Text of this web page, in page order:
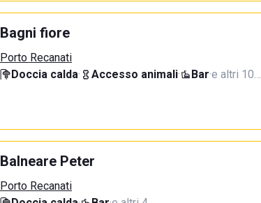
Bagni fiore
Porto Recanati
Doccia calda· Accesso animali· Bar·e altri 10…
Balneare Peter
Porto Recanati